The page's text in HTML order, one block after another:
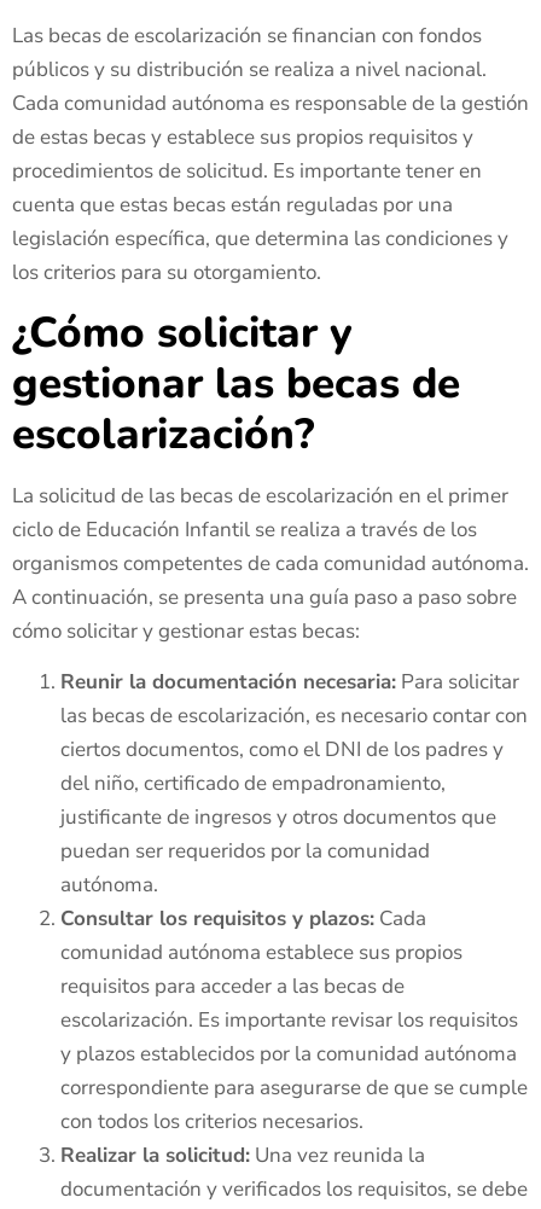
Las becas de escolarización se financian con fondos
públicos y su distribución se realiza a nivel nacional.
Cada comunidad autónoma es responsable de la gestión
de estas becas y establece sus propios requisitos y
procedimientos de solicitud. Es importante tener en
cuenta que estas becas están reguladas por una
legislación específica, que determina las condiciones y
los criterios para su otorgamiento.
¿Cómo solicitar y
gestionar las becas de
escolarización?
La solicitud de las becas de escolarización en el primer
ciclo de Educación Infantil se realiza a través de los
organismos competentes de cada comunidad autónoma.
A continuación, se presenta una guía paso a paso sobre
cómo solicitar y gestionar estas becas:
Reunir la documentación necesaria: Para solicitar
las becas de escolarización, es necesario contar con
ciertos documentos, como el DNI de los padres y
del niño, certificado de empadronamiento,
justificante de ingresos y otros documentos que
puedan ser requeridos por la comunidad
autónoma.
Consultar los requisitos y plazos: Cada
comunidad autónoma establece sus propios
requisitos para acceder a las becas de
escolarización. Es importante revisar los requisitos
y plazos establecidos por la comunidad autónoma
correspondiente para asegurarse de que se cumple
con todos los criterios necesarios.
Realizar la solicitud: Una vez reunida la
documentación y verificados los requisitos, se debe